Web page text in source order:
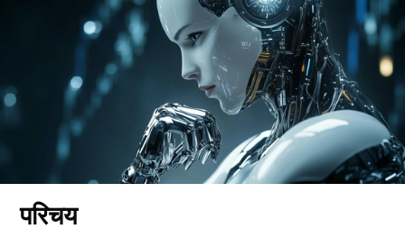
परिचय